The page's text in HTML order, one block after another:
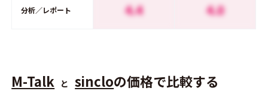
分析／レポート 4.4 4.0
M-Talk と sincloの価格で比較する